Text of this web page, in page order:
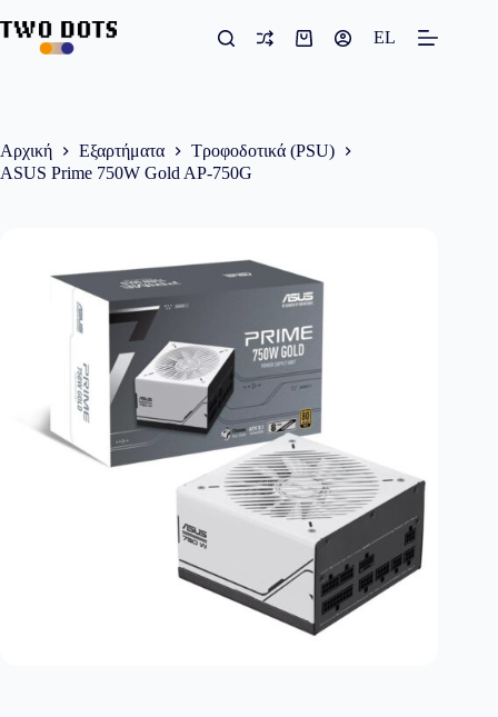
στο
περιεχόμενο
Καλάθι
EL
Αρχική Εξαρτήματα
Τροφοδοτικά (PSU)
ASUS Prime 750W Gold AP-750G